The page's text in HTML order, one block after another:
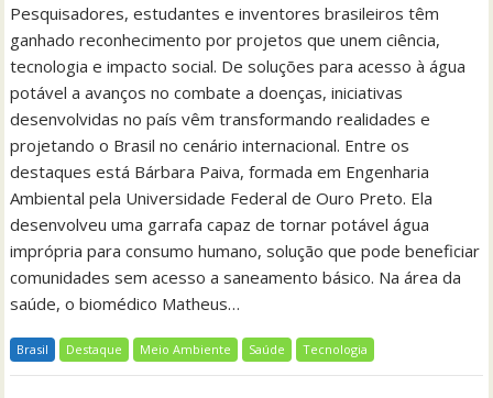
Pesquisadores, estudantes e inventores brasileiros têm
ganhado reconhecimento por projetos que unem ciência,
tecnologia e impacto social. De soluções para acesso à água
potável a avanços no combate a doenças, iniciativas
desenvolvidas no país vêm transformando realidades e
projetando o Brasil no cenário internacional. Entre os
destaques está Bárbara Paiva, formada em Engenharia
Ambiental pela Universidade Federal de Ouro Preto. Ela
desenvolveu uma garrafa capaz de tornar potável água
imprópria para consumo humano, solução que pode beneficiar
comunidades sem acesso a saneamento básico. Na área da
saúde, o biomédico Matheus…
Brasil Destaque Meio Ambiente Saúde Tecnologia